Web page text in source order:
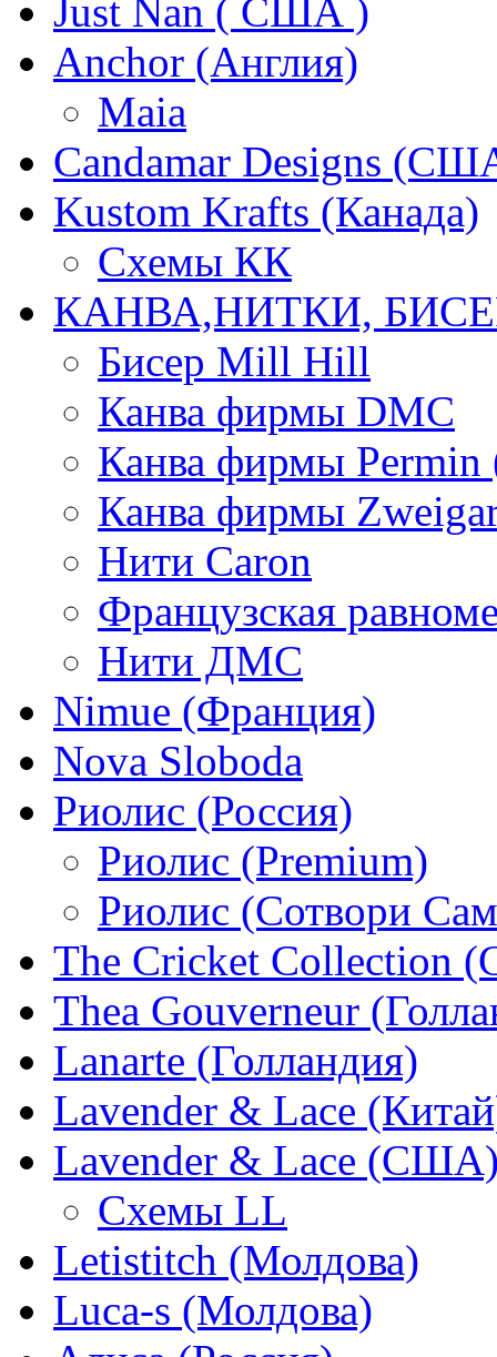
Just Nan ( США )
Anchor (Англия)
Maia
Candamar Designs
Kustom Krafts (Канада)
Схемы КК
КАНВА,НИТКИ,
Бисер Mill Hill
Канва фирмы DMC
Канва фирмы Permin
Канва фирмы
Нити Caron
Французская
Нити ДМС
Nimue (Франция)
Nova Sloboda
Риолис (Россия)
Риолис (Premium)
Риолис (Сотвори
The Cricket Collection
Thea Gouverneur
Lanarte (Голландия)
Lavender & Lace
Lavender & Lace
Схемы LL
Letistitch (Молдова)
Luca-s (Молдова)